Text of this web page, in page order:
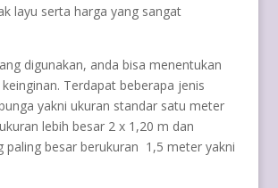
layu serta harga yang sangat
digunakan, anda bisa menentukan
Terdapat beberapa jenis
yakni ukuran standar satu meter
lebih besar 2 x 1,20 m dan
paling besar berukuran 1,5 meter yakni